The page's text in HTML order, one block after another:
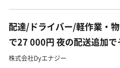
配達/ドライバー/軽作業・
で27 000円 夜の配送追加で
株式会社Dyエナジー